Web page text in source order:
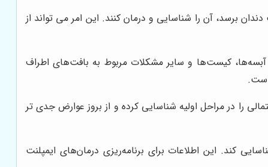
برسد، آن را شناسایی و درمان کنند. این امر می تواند از
آبسه‌ها، کیست‌ها و سایر مشکلات مربوط به بافت‌های اطراف
است.
را در مراحل اولیه شناسایی کرده و از بروز عوارض جدی تر
کند. این اطلاعات برای برنامه‌ریزی درمان‌های ایمپلنت